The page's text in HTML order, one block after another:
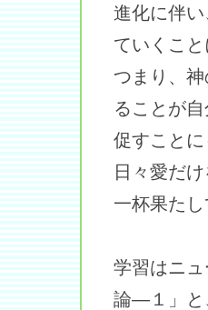
進化に伴
ていくこと
つまり、
ることが
促すことに
日々愛だ
一杯果た
学習はニ
論―１」と